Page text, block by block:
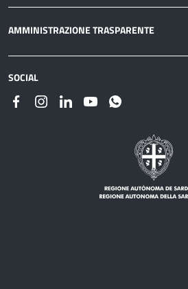
AMMINISTRAZIONE TRASPARENTE
SOCIAL